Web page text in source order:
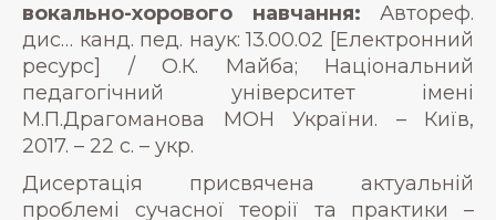
вокально-хорового навчання: Автореф.
дис… канд. пед. наук: 13.00.02 [Електронний
ресурс] / О.К. Майба; Національний
педагогічний університет імені
М.П.Драгоманова МОН України. – Київ,
2017. – 22 с. – укр.
Дисертація присвячена актуальній
проблемі сучасної теорії та практики –